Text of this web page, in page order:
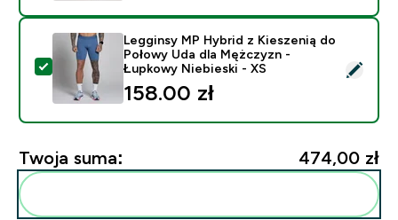
Wybierz ten produkt - Legginsy MP Hybrid z
Legginsy MP Hybrid z Kieszenią do
Połowy Uda dla Mężczyzn -
Łupkowy Niebieski - XS
158.00 zł‎
Twoja suma: 474,00 zł‎